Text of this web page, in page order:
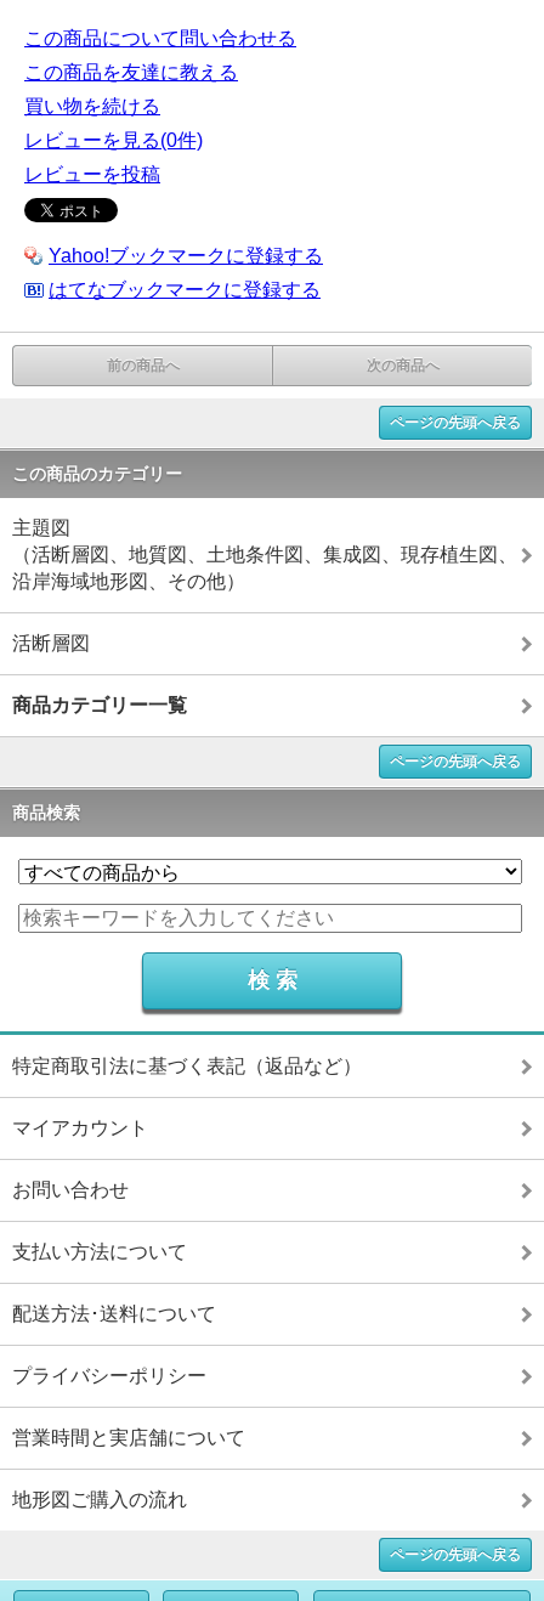
この商品について問い合わせる
この商品を友達に教える
買い物を続ける
レビューを見る(0件)
レビューを投稿
Yahoo!ブックマークに登録する
はてなブックマークに登録する
前の商品へ 次の商品へ
ページの先頭へ戻る
この商品のカテゴリー
主題図
（活断層図、地質図、土地条件図、集成図、現存植生図、
沿岸海域地形図、その他）
活断層図
商品カテゴリー一覧
ページの先頭へ戻る
商品検索
特定商取引法に基づく表記（返品など）
マイアカウント
お問い合わせ
支払い方法について
配送方法･送料について
プライバシーポリシー
営業時間と実店舗について
地形図ご購入の流れ
ページの先頭へ戻る